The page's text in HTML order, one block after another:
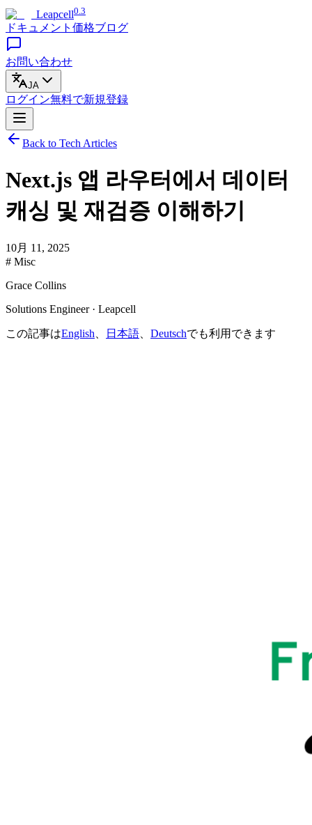
Leapcell0.3
ドキュメント 価格ブログ
お問い合わせ
JA
ログイン無料で新規登録
Back to Tech Articles
Next.js 앱 라우터에서 데이터
캐싱 및 재검증 이해하기
10月 11, 2025
# Misc
Grace Collins
Solutions Engineer · Leapcell
この記事はEnglish 日本語 Deutschでも利用できます